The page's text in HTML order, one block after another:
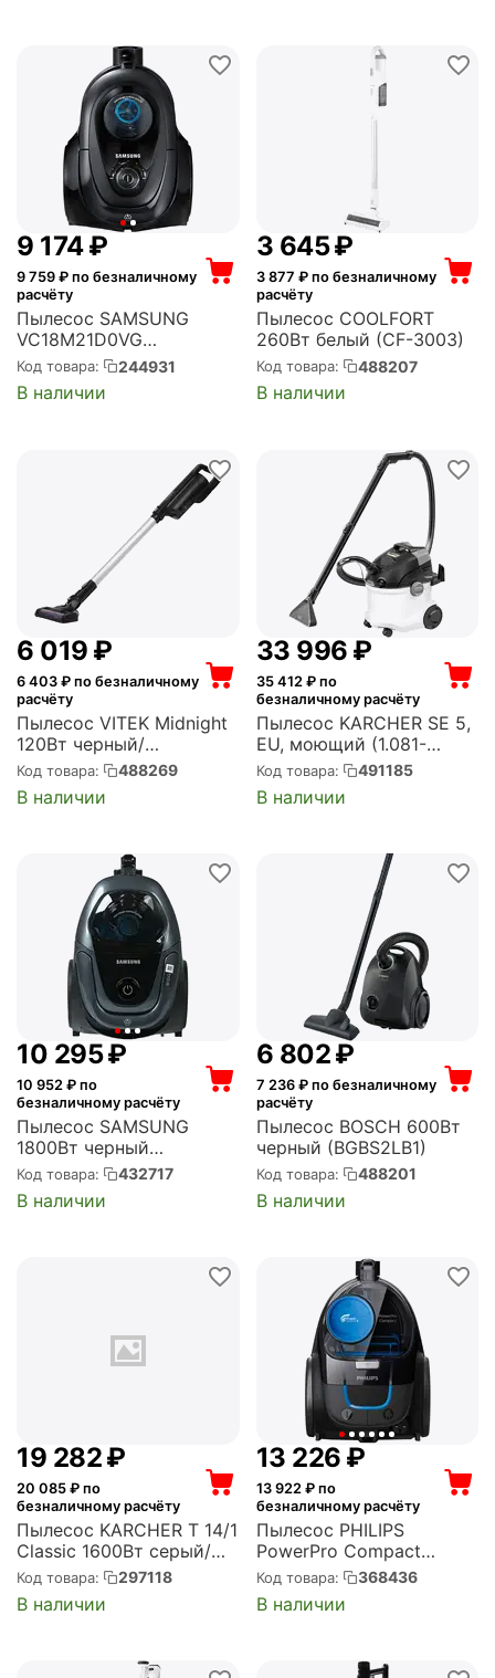
9 174₽
9 759 ₽ по безналичному
расчёту
Пылесос SAMSUNG
VC18M21D0VG
(VC18M21D0VG/EV)
Код товара: 244931
В наличии
3 645₽
3 877 ₽ по безналичному
расчёту
Пылесос COOLFORT
260Вт белый (CF-3003)
Код товара: 488207
В наличии
6 019 ₽
6 403 ₽ по безналичному
расчёту
Пылесос VITEK Midnight
120Вт черный/
серебристый (VT-1832)
Код товара: 488269
В наличии
33 996 ₽
35 412 ₽ по
безналичному расчёту
Пылесос KARCHER SE 5,
EU, моющий (1.081-
230.0)
Код товара: 491185
В наличии
10 295₽
10 952 ₽ по
безналичному расчёту
Пылесос SAMSUNG
1800Вт черный
(VC18M31C0HG/EV)
Код товара: 432717
В наличии
6 802₽
7 236₽ по безналичному
расчёту
Пылесос BOSCH 600Вт
черный (BGBS2LB1)
Код товара: 488201
В наличии
19 282₽
20 085 ₽ по
безналичному расчёту
Пылесос KARCHER T 14/1
Classic 1600Вт серый/
желтый (1.527-170.0)
Код товара: 297118
В наличии
13 226 ₽
13 922 ₽ по
безналичному расчёту
Пылесос PHILIPS
PowerPro Compact
традиционный/без
мешка 900 Вт Capacity
1.5 л Noise 76 дБ черный
(FC9331/09)
Код товара: 368436
В наличии